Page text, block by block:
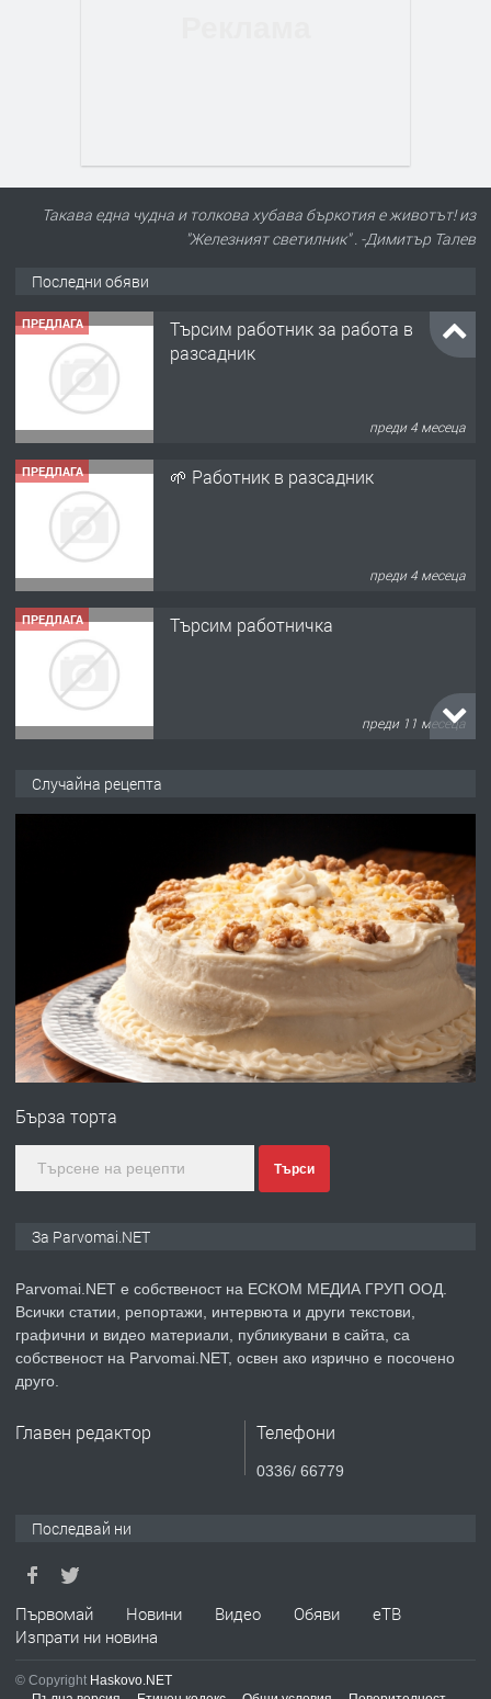
Такава една чудна и толкова хубава бъркотия е животът! из
"Железният светилник" . -Димитър Талев
Последни обяви
ПРЕДЛАГА
Търсим работник за работа в
разсадник
преди 4 месеца
ПРЕДЛАГА 🌱 Работник в разсадник
преди 4 месеца
ПРЕДЛАГА Търсим работничка
преди 11 месеца
преди 1 година
Работа за общи работници
преди 1 година
ПРЕДЛАГА
Първи поход "По стъпките на Ангел
преди 1 година
ПРЕДЛАГА Уроци по Математика
преди 1 година
Случайна рецепта
Бърза торта
Търси
За Parvomai.NET
Parvomai.NET е собственост на ЕСКОМ МЕДИА ГРУП ООД.
Всички статии, репортажи, интервюта и други текстови,
графични и видео материали, публикувани в сайта, са
собственост на Parvomai.NET, освен ако изрично е посочено
друго.
Главен редактор Телефони
0336/ 66779
Последвай ни
Първомай Новини Видео Обяви
еТВ
Изпрати ни новина
© Copyright Haskovo.NET